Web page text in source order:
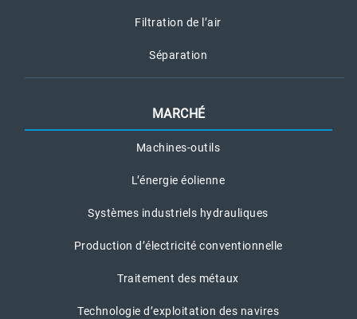
Filtration de l’air
Séparation
MARCHÉ
Machines-outils
L’énergie éolienne
Systèmes industriels hydrauliques
Production d’électricité conventionnelle
Traitement des métaux
Technologie d’exploitation des navires